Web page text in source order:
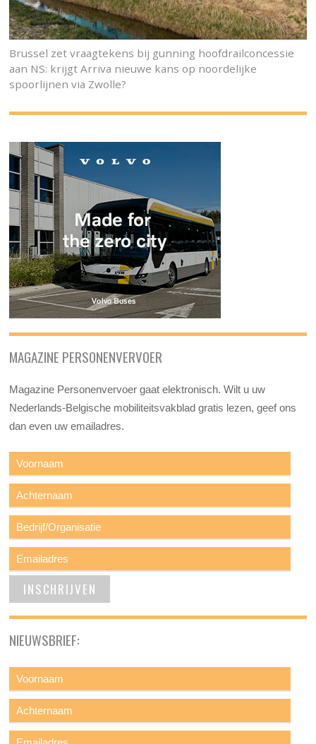
Brussel zet vraagtekens bij gunning hoofdrailconcessie
aan NS: krijgt Arriva nieuwe kans op noordelijke
spoorlijnen via Zwolle?
MAGAZINE PERSONENVERVOER
Magazine Personenvervoer gaat elektronisch. Wilt u uw
Nederlands-Belgische mobiliteitsvakblad gratis lezen, geef ons
dan even uw emailadres.
NIEUWSBRIEF: